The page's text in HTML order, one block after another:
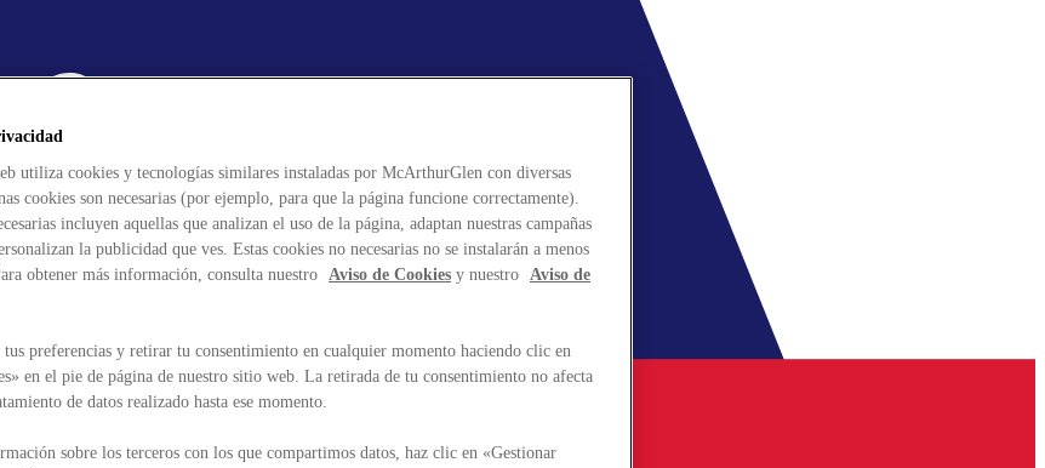
utiliza cookies y tecnologías similares instaladas por McArthurGlen con diversas
cookies son necesarias (por ejemplo, para que la página funcione correctamente).
incluyen aquellas que analizan el uso de la página, adaptan nuestras campañas
la publicidad que ves. Estas cookies no necesarias no se instalarán a menos
obtener más información, consulta nuestro
Aviso de Cookies y nuestro Aviso de
preferencias y retirar tu consentimiento en cualquier momento haciendo clic en
en el pie de página de nuestro sitio web. La retirada de tu consentimiento no afecta
de datos realizado hasta ese momento.
sobre los terceros con los que compartimos datos, haz clic en «Gestionar